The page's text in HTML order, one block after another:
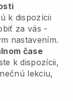
k dispozícii
za vás -
nastavením.
čase
k dispozícii,
lekciu,